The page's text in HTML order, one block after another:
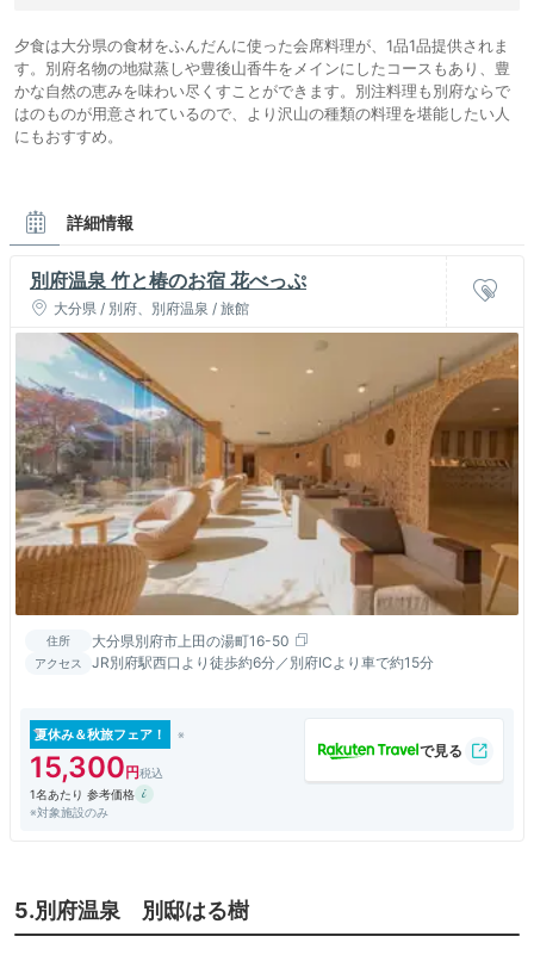
夕食は大分県の食材をふんだんに使った会席料理が、1品1品提供されま
す。別府名物の地獄蒸しや豊後山香牛をメインにしたコースもあり、豊
かな自然の恵みを味わい尽くすことができます。別注料理も別府ならで
はのものが用意されているので、より沢山の種類の料理を堪能したい人
にもおすすめ。
詳細情報
別府温泉 竹と椿のお宿 花べっぷ
大分県 / 別府、別府温泉 / 旅館
住所 大分県別府市上田の湯町16-50
アクセス JR別府駅西口より徒歩約6分／別府ICより車で約15分
夏休み＆秋旅フェア！
15,300
1名あたり 参考価格
※対象施設のみ
5.別府温泉 別邸はる樹